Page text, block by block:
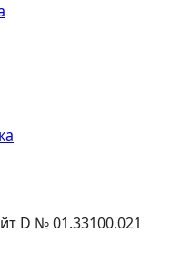
D № 01.33100.021